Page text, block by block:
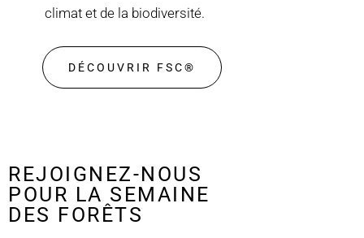
climat et de la biodiversité.
DÉCOUVRIR FSC®️
REJOIGNEZ-NOUS
POUR LA SEMAINE
DES FORÊTS